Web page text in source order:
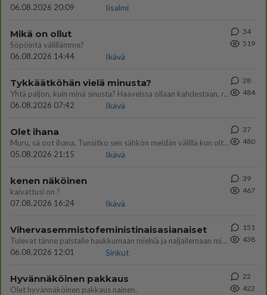
06.08.2026 20:09
Iisalmi
Mikä on ollut
Söpöintä välillämme?
06.08.2026 14:44
Ikävä
34
519
Tykkäätköhän vielä minusta?
Yhtä paljon, kuin minä sinusta? Haaveissa ollaan kahdestaan, rauhassa ja lähennytään fyysisesti ja tutustutaan syvemmin
06.08.2026 07:42
Ikävä
28
484
Olet ihana
Muru, sä oot ihana. Tunsitko sen sähkön meidän välillä kun oltiin ihan låhekkäin? 👩‍❤️‍👩❤️😼😘
05.08.2026 21:15
Ikävä
37
480
kenen näköinen
kaivattusi on ?
07.08.2026 16:24
Ikävä
39
467
Vihervasemmistofeministinaisasianaiset
Tulevat tänne palstalle haukkumaan miehiä ja naljailemaan miehelle, kehuvat olevansa heitä parempia. Itse asuvat MIEHE
06.08.2026 12:01
Sinkut
151
438
Hyvännäköinen pakkaus
Olet hyvännäköinen pakkaus nainen.
22
422